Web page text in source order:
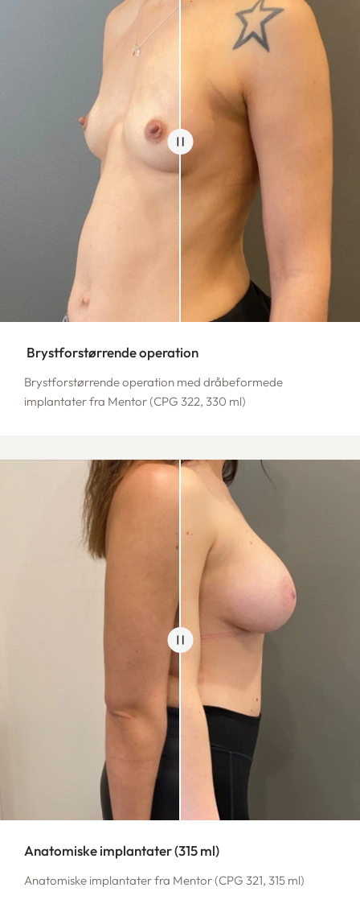
Brystforstørrende operation
Brystforstørrende operation med dråbeformede
implantater fra Mentor (CPG 322, 330 ml)
Anatomiske implantater (315 ml)
Anatomiske implantater fra Mentor (CPG 321, 315 ml)